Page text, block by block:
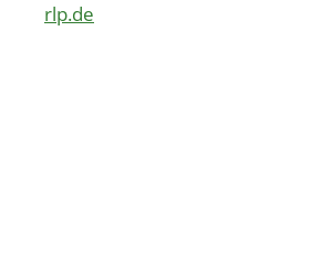
rlp.de